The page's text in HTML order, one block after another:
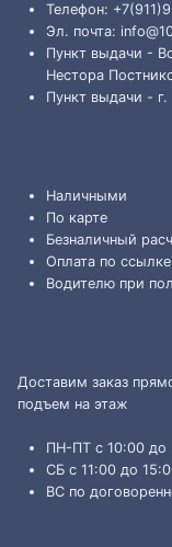
Телефон:
Эл. почта:
Пункт выдачи -
Нестора
Пункт выдачи -
Наличными
По карте
Безналичный
Оплата по ссылке
Водителю при
Доставим заказ
подъем на этаж
ПН-ПТ с 10:00 до
СБ с 11:00 до
ВС по